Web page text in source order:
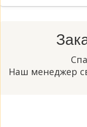
Наш менеджер